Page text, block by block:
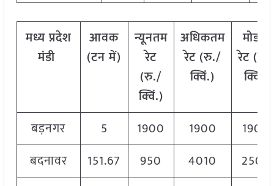
मध्य प्रदेश
मंडी
आवक
(टन में)
न्यूनतम
रेट
(रु./
क्विं.)
अधिकतम
रेट (रु./
क्विं.)
मोडल
रेट (रु./
क्विं.)
बड़नगर 5 1900 1900
1900
बदनावर
151.67 950 4010
2500